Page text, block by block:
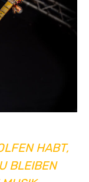
HABT,
BLEIBEN